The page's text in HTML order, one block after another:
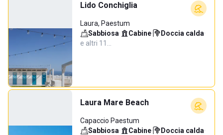
Lido Conchiglia
Laura, Paestum
Sabbiosa· Cabine· Doccia calda·
e altri 11…
Laura Mare Beach
Capaccio Paestum
Sabbiosa· Cabine· Doccia calda·